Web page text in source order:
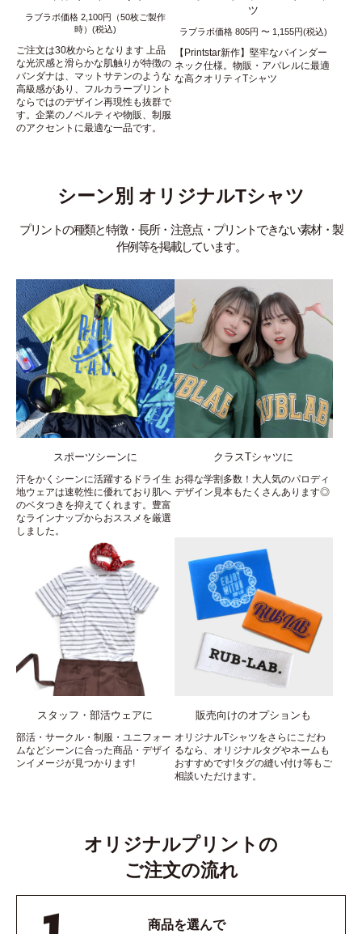
ラブラボ価格 2,100円（50枚ご製作
時）(税込)
ご注文は30枚からとなります 上品
な光沢感と滑らかな肌触りが特徴の
バンダナは、マットサテンのような
高級感があり、フルカラープリント
ならではのデザイン再現性も抜群で
す。企業のノベルティや物販、制服
のアクセントに最適な一品です。
ツ
ラブラボ価格 805円 〜 1,155円(税込)
【Printstar新作】堅牢なバインダー
ネック仕様。物販・アパレルに最適
な高クオリティTシャツ
シーン別 オリジナルTシャツ
プリントの種類と特徴・長所・注意点・プリントできない素材・製
作例等を掲載しています。
スポーツシーンに
汗をかくシーンに活躍するドライ生
地ウェアは速乾性に優れており肌へ
のベタつきを抑えてくれます。豊富
なラインナップからおススメを厳選
しました。
クラスTシャツに
お得な学割多数！大人気のパロディ
デザイン見本もたくさんあります◎
スタッフ・部活ウェアに
部活・サークル・制服・ユニフォー
ムなどシーンに合った商品・デザイ
ンイメージが見つかります!
販売向けのオプションも
オリジナルTシャツをさらにこだわ
るなら、オリジナルタグやネームも
おすすめです!タグの縫い付け等もご
相談いただけます。
オリジナルプリントの
ご注文の流れ
商品を選んで